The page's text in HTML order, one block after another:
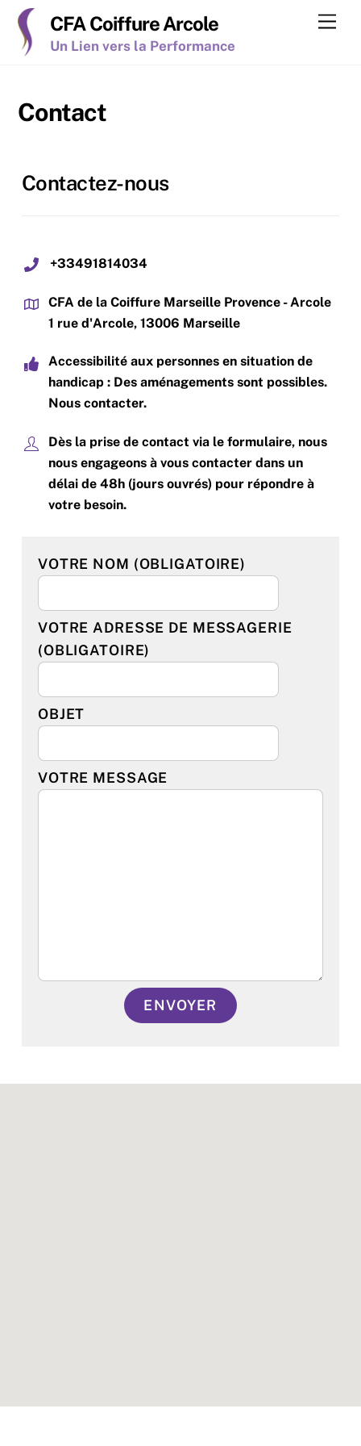
Skip
content
CFA Coiffure Arcole
Un Lien vers la Performance
Contact
Contactez-nous
+33491814034
CFA de la Coiffure Marseille Provence - Arcole
1 rue d'Arcole, 13006 Marseille
Accessibilité aux personnes en situation de
handicap : Des aménagements sont possibles.
Nous contacter.
Dès la prise de contact via le formulaire, nous
nous engageons à vous contacter dans un
délai de 48h (jours ouvrés) pour répondre à
votre besoin.
VOTRE NOM (OBLIGATOIRE)
VOTRE ADRESSE DE MESSAGERIE
(OBLIGATOIRE)
OBJET
VOTRE MESSAGE